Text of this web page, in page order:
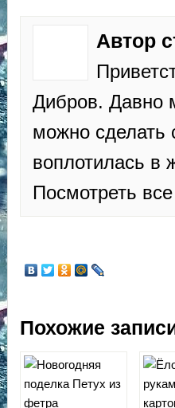
Автор
Дибров. Давно
можно сделать
воплотилась в
Посмотреть
Похожие